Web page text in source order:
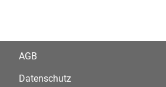
AGB
Datenschutz